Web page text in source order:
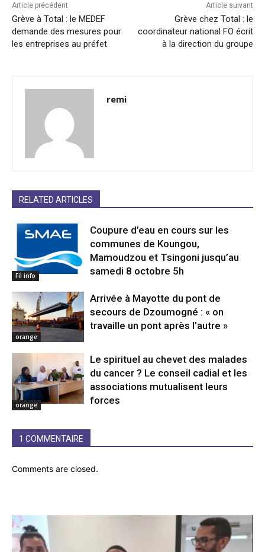
Article précédent
Grève à Total : le MEDEF
demande des mesures pour
les entreprises au préfet
Article suivant
Grève chez Total : le
coordinateur national FO écrit
à la direction du groupe
remi
RELATED ARTICLES
Fil info
Coupure d’eau en cours sur les
communes de Koungou,
Mamoudzou et Tsingoni jusqu’au
samedi 8 octobre 5h
orange
Arrivée à Mayotte du pont de
secours de Dzoumogné : « on
travaille un pont après l’autre »
orange
Le spirituel au chevet des malades
du cancer ? Le conseil cadial et les
associations mutualisent leurs
forces
1 COMMENTAIRE
Comments are closed.